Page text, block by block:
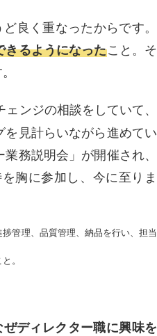
良く重なったからです。
きるようになったこと。そ
ェンジの相談をしていて、
見計らいながら進めてい
務説明会」が開催され、
胸に参加し、今に至りま
管理、品質管理、納品を行い、担当
。
ディレクター職に興味を